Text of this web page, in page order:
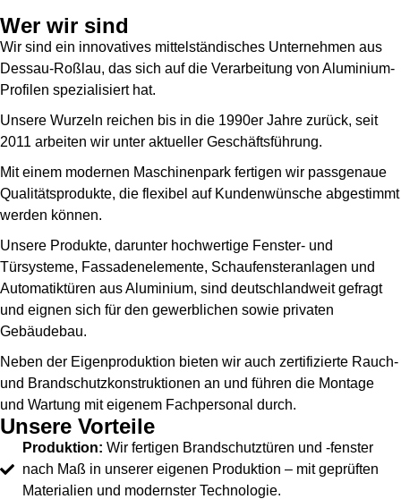
Wer wir sind
Wir sind ein innovatives mittelständisches Unternehmen aus
Dessau-Roßlau, das sich auf die Verarbeitung von Aluminium-
Profilen spezialisiert hat.
Unsere Wurzeln reichen bis in die 1990er Jahre zurück, seit
2011 arbeiten wir unter aktueller Geschäftsführung.
Mit einem modernen Maschinenpark fertigen wir passgenaue
Qualitätsprodukte, die flexibel auf Kundenwünsche abgestimmt
werden können.
Unsere Produkte, darunter hochwertige Fenster- und
Türsysteme, Fassadenelemente, Schaufensteranlagen und
Automatiktüren aus Aluminium, sind deutschlandweit gefragt
und eignen sich für den gewerblichen sowie privaten
Gebäudebau.
Neben der Eigenproduktion bieten wir auch zertifizierte Rauch-
und Brandschutzkonstruktionen an und führen die Montage
und Wartung mit eigenem Fachpersonal durch.
Unsere Vorteile
Produktion: Wir fertigen Brandschutztüren und -fenster
nach Maß in unserer eigenen Produktion – mit geprüften
Materialien und modernster Technologie.